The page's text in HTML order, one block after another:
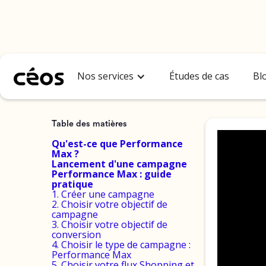
Nos services Études de cas
Guide Ultime :
Table des matières
Qu'est-ce que Performance
Max ?
Lancement d'une campagne
Performance Max : guide
pratique
1. Créer une campagne
2. Choisir votre objectif de
campagne
3. Choisir votre objectif de
conversion
4. Choisir le type de campagne :
Performance Max